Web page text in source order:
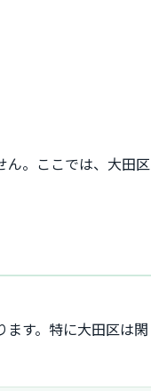
ん。ここでは、大田区
す。特に大田区は閑